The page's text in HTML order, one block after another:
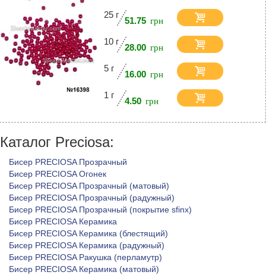
25 г
51.75
10 г
28.00
5 г
16.00
1 г
4.50
Каталог Preciosa:
Бисер PRECIOSA Прозрачный
Бисер PRECIOSA Огонек
Бисер PRECIOSA Прозрачный (матовый)
Бисер PRECIOSA Прозрачный (радужный)
Бисер PRECIOSA Прозрачный (покрытие sfinx)
Бисер PRECIOSA Керамика
Бисер PRECIOSA Керамика (блестящий)
Бисер PRECIOSA Керамика (радужный)
Бисер PRECIOSA Ракушка (перламутр)
Бисер PRECIOSA Керамика (матовый)